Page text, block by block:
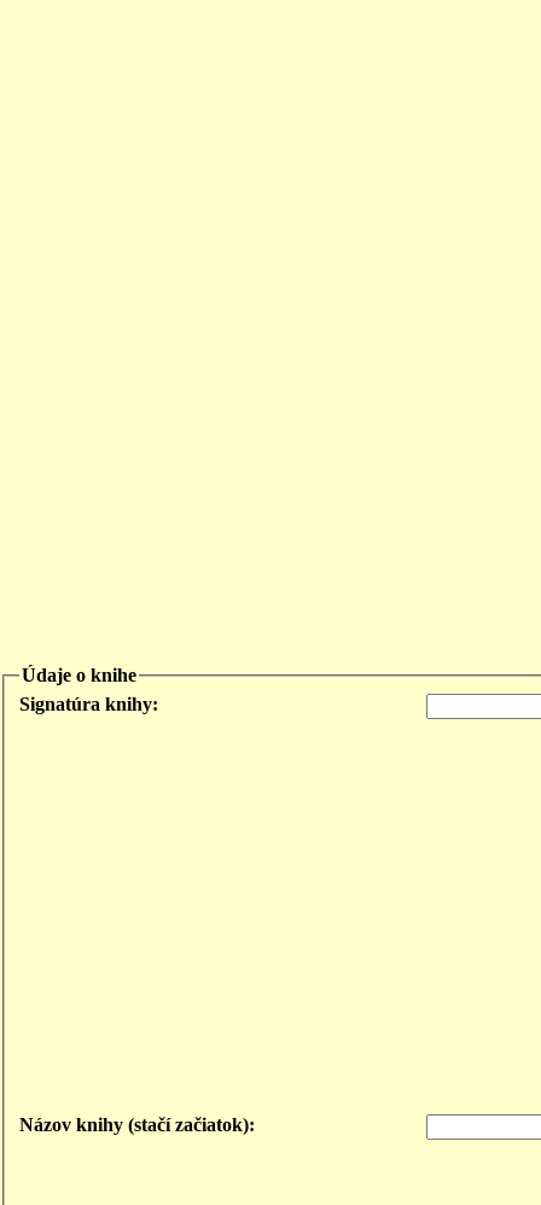
Údaje o knihe
Signatúra knihy:
Názov knihy (stačí začiatok):